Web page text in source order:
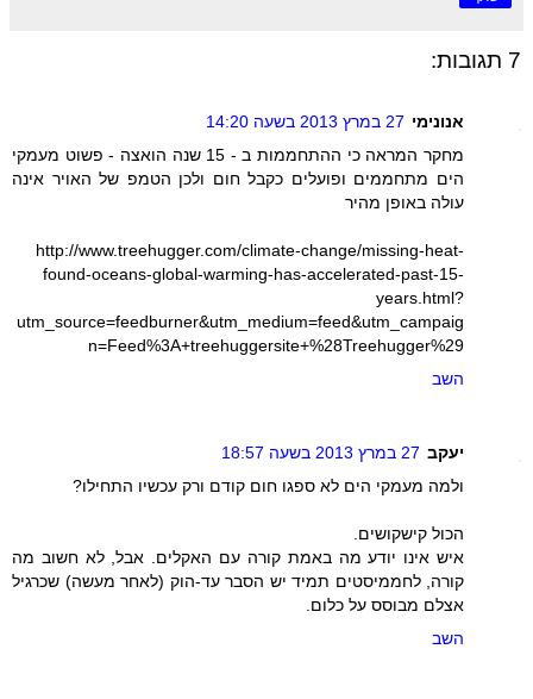
7 תגובות:
אנונימי 27 במרץ 2013 בשעה 14:20
מחקר המראה כי ההתחממות ב - 15 שנה הואצה - פשוט מעמקי
הים מתחממים ופועלים כקבל חום ולכן הטמפ של האויר אינה
עולה באופן מהיר
http://www.treehugger.com/climate-change/missing-heat-
found-oceans-global-warming-has-accelerated-past-15-
years.html?
utm_source=feedburner&utm_medium=feed&utm_campaig
n=Feed%3A+treehuggersite+%28Treehugger%29
השב
יעקב 27 במרץ 2013 בשעה 18:57
ולמה מעמקי הים לא ספגו חום קודם ורק עכשיו התחילו?
הכול קישקושים.
איש אינו יודע מה באמת קורה עם האקלים. אבל, לא חשוב מה
קורה, לחממיסטים תמיד יש הסבר עד-הוק (לאחר מעשה) שכרגיל
אצלם מבוסס על כלום.
השב